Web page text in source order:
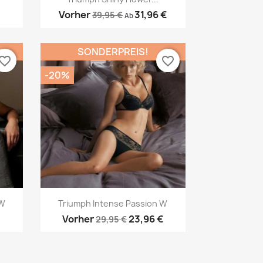
Vorher39,95 € Ab31,96 €
Vorschau
Triumph Intense Passion W
Vorher29,95 €23,96 €
SONDERPREIS!
-20%
favorite_border